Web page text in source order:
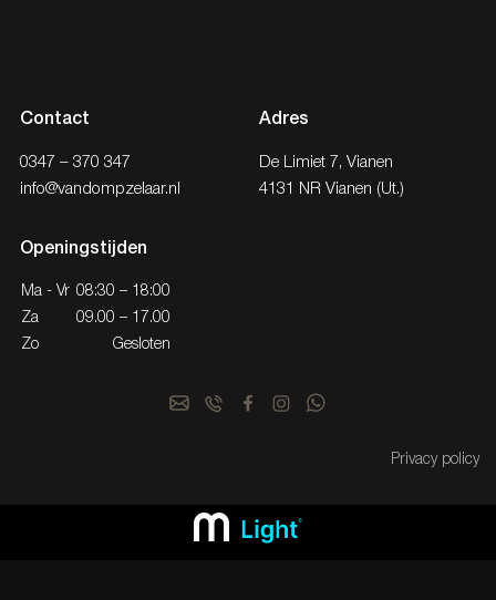
Contact
0347 – 370 347
info@vandompzelaar.nl
Adres
De Limiet 7, Vianen
4131 NR Vianen (Ut.)
Openingstijden
Ma - Vr 08:30 – 18:00
Za
09.00 – 17.00
Zo
Gesloten
Privacy policy